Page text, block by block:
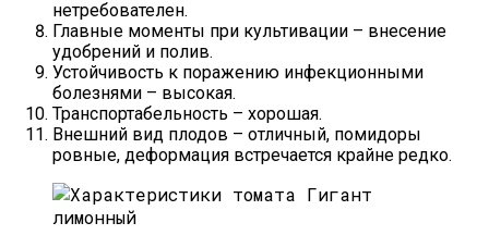
нетребователен.
Главные моменты при культивации – внесение
удобрений и полив.
Устойчивость к поражению инфекционными
болезнями – высокая.
Транспортабельность – хорошая.
Внешний вид плодов – отличный, помидоры
ровные, деформация встречается крайне редко.